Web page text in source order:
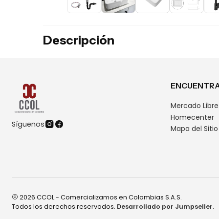
Descripción
Síguenos
Mercado Libre
Homecenter
Mapa del Sitio
2026 CCOL - Comercializamos en Colombias S.A.S.
Todos los derechos reservados. Desarrollado por Jumpseller.